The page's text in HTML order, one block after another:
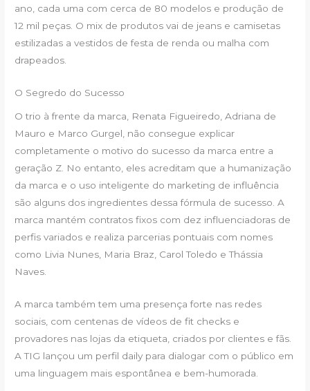
ano, cada uma com cerca de 80 modelos e produção de
12 mil peças. O mix de produtos vai de jeans e camisetas
estilizadas a vestidos de festa de renda ou malha com
drapeados.
O Segredo do Sucesso
O trio à frente da marca, Renata Figueiredo, Adriana de
Mauro e Marco Gurgel, não consegue explicar
completamente o motivo do sucesso da marca entre a
geração Z. No entanto, eles acreditam que a humanização
da marca e o uso inteligente do marketing de influência
são alguns dos ingredientes dessa fórmula de sucesso. A
marca mantém contratos fixos com dez influenciadoras de
perfis variados e realiza parcerias pontuais com nomes
como Livia Nunes, Maria Braz, Carol Toledo e Thássia
Naves.
A marca também tem uma presença forte nas redes
sociais, com centenas de vídeos de fit checks e
provadores nas lojas da etiqueta, criados por clientes e fãs.
A TIG lançou um perfil daily para dialogar com o público em
uma linguagem mais espontânea e bem-humorada.